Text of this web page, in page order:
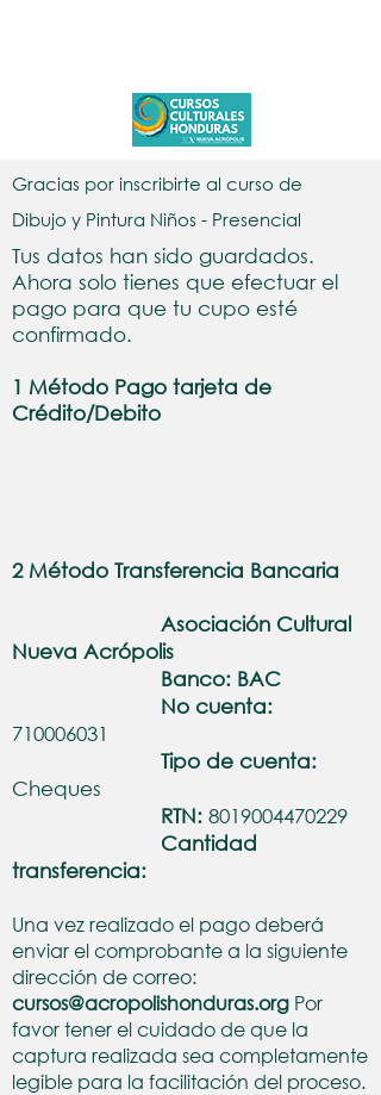
Gracias por inscribirte al curso de
Dibujo y Pintura Niños - Presencial
Tus datos han sido guardados.
Ahora solo tienes que efectuar el
pago para que tu cupo esté
confirmado.
1 Método Pago tarjeta de
Crédito/Debito
2 Método Transferencia Bancaria
Asociación Cultural
Nueva Acrópolis
Banco: BAC
No cuenta:
710006031
Tipo de cuenta:
Cheques
RTN: 8019004470229
Cantidad
transferencia:
Una vez realizado el pago deberá
enviar el comprobante a la siguiente
dirección de correo:
cursos@acropolishonduras.org Por
favor tener el cuidado de que la
captura realizada sea completamente
legible para la facilitación del proceso.